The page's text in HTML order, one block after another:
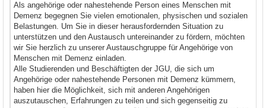
Als angehörige oder nahestehende Person eines Menschen mit
Demenz begegnen Sie vielen emotionalen, physischen und sozialen
Belastungen. Um Sie in dieser herausfordernden Situation zu
unterstützen und den Austausch untereinander zu fördern, möchten
wir Sie herzlich zu unserer Austauschgruppe für Angehörige von
Menschen mit Demenz einladen.
Alle Studierenden und Beschäftigten der JGU, die sich um
Angehörige oder nahestehende Personen mit Demenz kümmern,
haben hier die Möglichkeit, sich mit anderen Angehörigen
auszutauschen, Erfahrungen zu teilen und sich gegenseitig zu